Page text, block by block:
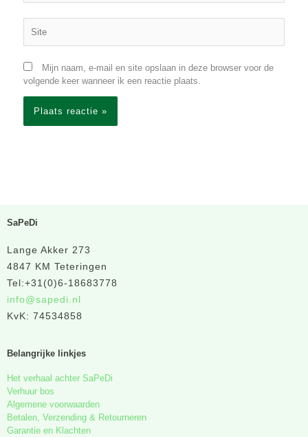
Mijn naam, e-mail en site opslaan in deze browser voor de
volgende keer wanneer ik een reactie plaats.
SaPeDi
Lange Akker 273
4847 KM Teteringen
Tel:+31(0)6-18683778
info@sapedi.nl
KvK: 74534858
Belangrijke linkjes
Het verhaal achter SaPeDi
Verhuur bos
Algemene voorwaarden
Betalen, Verzending & Retourneren
Garantie en Klachten